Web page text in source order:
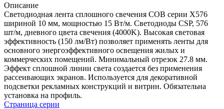
Описание
Светодиодная лента сплошного свечения COB серии X576
шириной 10 мм, мощностью 15 Вт/м. Светодиоды CSP, 576
шт/м, дневного цвета свечения (4000K). Высокая световая
эффективность (150 лм/Вт) позволяет применять ленты для
основного энергоэффективного освещения жилых и
коммерческих помещений. Минимальный отрезок 27.8 мм.
Эффект сплошной линии света создается без применения
рассеивающих экранов. Используется для декоративной
подсветки рекламных конструкций и витрин. Обязательна
установка на профиль.
Страница серии